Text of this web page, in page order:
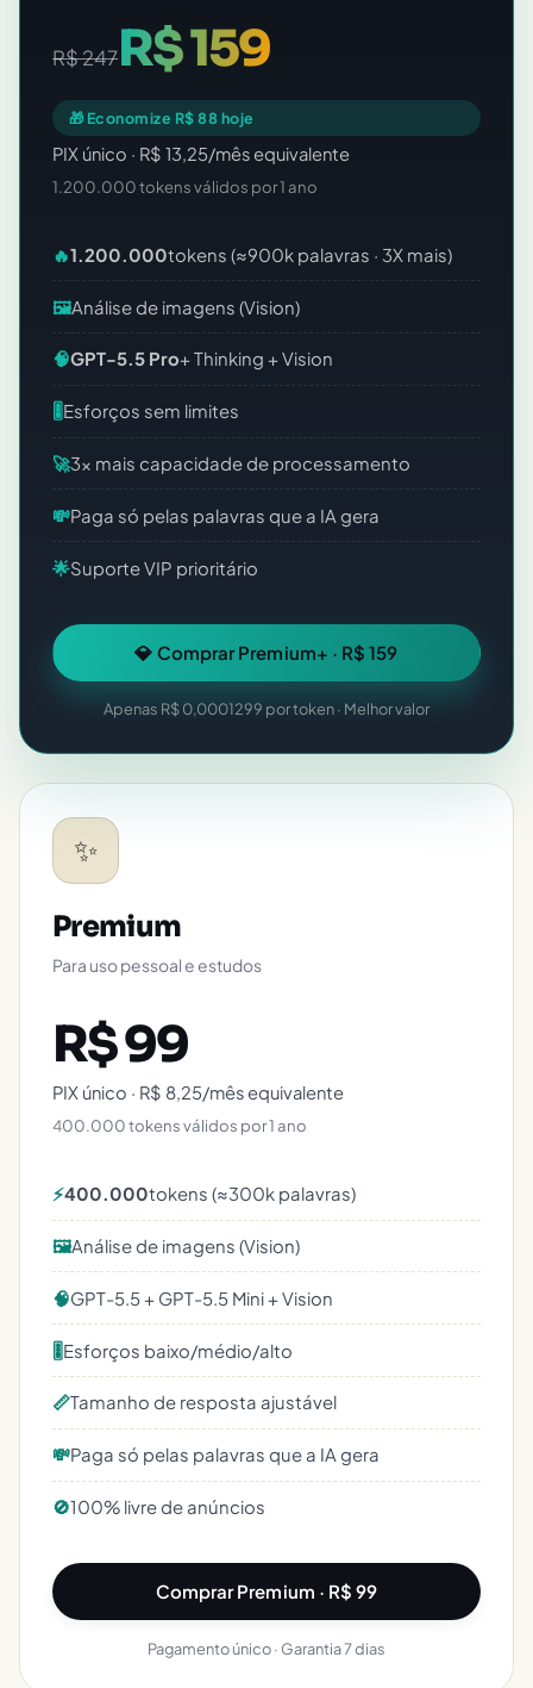
✨
Premium
Para uso pessoal e estudos
R$ 99
PIX único · R$ 8,25/mês equivalente
400.000 tokens válidos por 1 ano
⚡400.000tokens (≈300k palavras)
🖼️Análise de imagens (Vision)
🧠GPT-5.5 + GPT-5.5 Mini + Vision
🎚️Esforços baixo/médio/alto
📏Tamanho de resposta ajustável
💸Paga só pelas palavras que a IA gera
🚫100% livre de anúncios
Comprar Premium · R$ 99
Pagamento único · Garantia 7 dias
R$ 247R$ 159
🎁 Economize R$ 88 hoje
PIX único · R$ 13,25/mês equivalente
1.200.000 tokens válidos por 1 ano
🔥1.200.000tokens (≈900k palavras · 3X mais)
🖼️Análise de imagens (Vision)
🧠GPT-5.5 Pro+ Thinking + Vision
🎚️Esforços sem limites
🚀3x mais capacidade de processamento
💸Paga só pelas palavras que a IA gera
🌟Suporte VIP prioritário
💎 Comprar Premium+ · R$ 159
Apenas R$ 0,0001299 por token · Melhor valor